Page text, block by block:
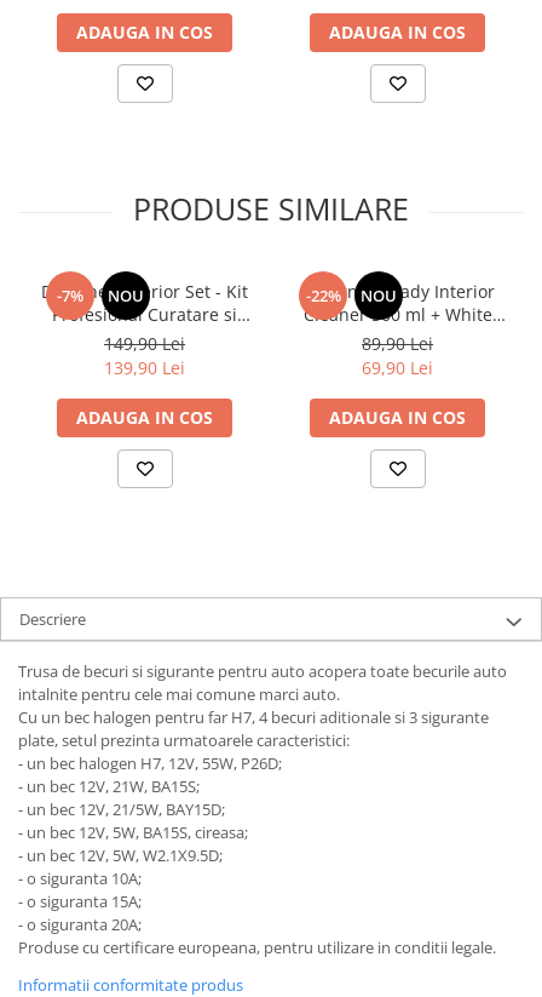
ADAUGA IN COS ADAUGA IN COS
PRODUSE SIMILARE
-7% NOU
Deturner Interior Set - Kit
Profesional Curatare si
Protectie Interior Auto cu
Accesorii Incluse, Finisaj
Satinat - ideal Cadou
149,90 Lei
139,90 Lei
ADAUGA IN COS
-22% NOU
Deturner Ready Interior
Cleaner 500 ml + White
Microfiber - Set Curatare
Interior Auto
89,90 Lei
69,90 Lei
ADAUGA IN COS
Descriere
Trusa de becuri si sigurante pentru auto acopera toate becurile auto
intalnite pentru cele mai comune marci auto.
Cu un bec halogen pentru far H7, 4 becuri aditionale si 3 sigurante
plate, setul prezinta urmatoarele caracteristici:
- un bec halogen H7, 12V, 55W, P26D;
- un bec 12V, 21W, BA15S;
- un bec 12V, 21/5W, BAY15D;
- un bec 12V, 5W, BA15S, cireasa;
- un bec 12V, 5W, W2.1X9.5D;
- o siguranta 10A;
- o siguranta 15A;
- o siguranta 20A;
Produse cu certificare europeana, pentru utilizare in conditii legale.
Informatii conformitate produs